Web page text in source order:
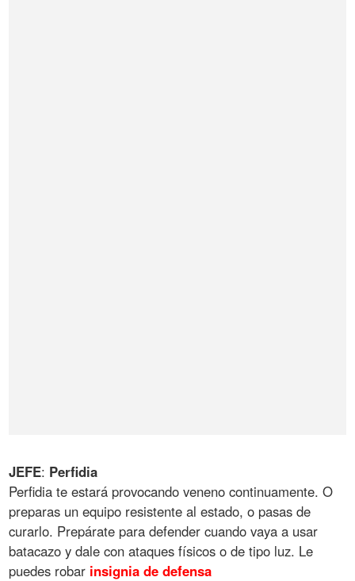
JEFE: Perfidia
Perfidia te estará provocando veneno continuamente. O
preparas un equipo resistente al estado, o pasas de
curarlo. Prepárate para defender cuando vaya a usar
batacazo y dale con ataques físicos o de tipo luz. Le
puedes robar insignia de defensa